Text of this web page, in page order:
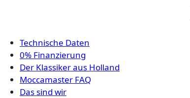
Technische Daten
0% Finanzierung
Der Klassiker aus Holland
Moccamaster FAQ
Das sind wir